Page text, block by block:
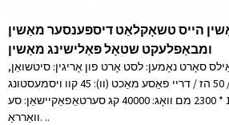
הייס טשאָקלאַט דיספּענסער מאַשין
ומבאַפלעקט שטאָל פּאַלישינג מאַשין
סאָרט נאָמען: לסט אָרט פון אָריגין: סיטשואַן,
טשיינאַ וואָולטידזש: 380 וו / 50 הז / דריי פאַסע מאַכט (וו): 45 קוו ויסמעסטונג
(ל * וו * ה): 2300 * 1650 * 2300 מם וואָג: 40000 קג סערטאַפאַקיישאַן: סע
וואַרראַ. ..